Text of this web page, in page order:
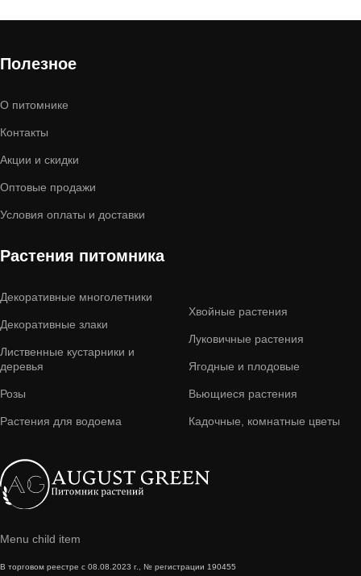
Полезное
О питомнике
Контакты
Акции и скидки
Оптовые продажи
Условия оплаты и доставки
Растения питомника
Декоративные многолетники
Декоративные злаки
Лиственные кустарники и
деревья
Розы
Растения для водоема
Хвойные растения
Луковичные растения
Ягодные и плодовые
Вьющиеся растения
Кадочные, комнатные цветы
Menu child item
В торговом реестре с 08.08.2023 г., № регистрации 190455